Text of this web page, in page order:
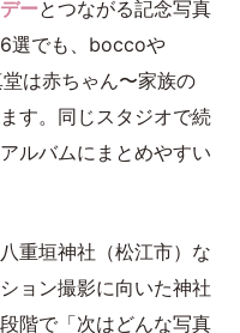
ーとつながる記念写真
選でも、boccoや
は赤ちゃん〜家族の
す。同じスタジオで続
ルバムにまとめやすい
重垣神社（松江市）な
ョン撮影に向いた神社
階で「次はどんな写真